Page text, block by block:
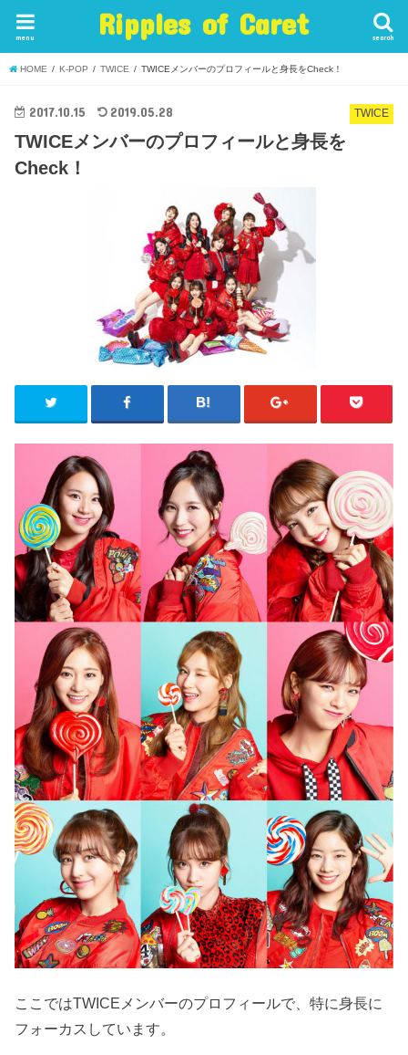
Ripples of Caret search
menu
HOME K-POP TWICE TWICEメンバーのプロフィールと身長をCheck！
TWICE
2017.10.15 2019.05.28
TWICEメンバーのプロフィールと身長を
Check！
ここではTWICEメンバーのプロフィールで、特に身長に
フォーカスしています。